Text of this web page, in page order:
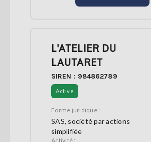
L'ATELIER DU
LAUTARET
SIREN : 984862789
Active
Forme juridique :
SAS, société par actions
simplifiée
Activité :